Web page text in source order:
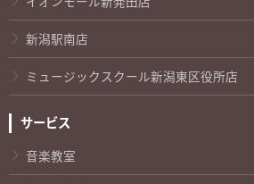
新潟駅南店
ミュージックスクール新潟東区役所店
サービス
音楽教室